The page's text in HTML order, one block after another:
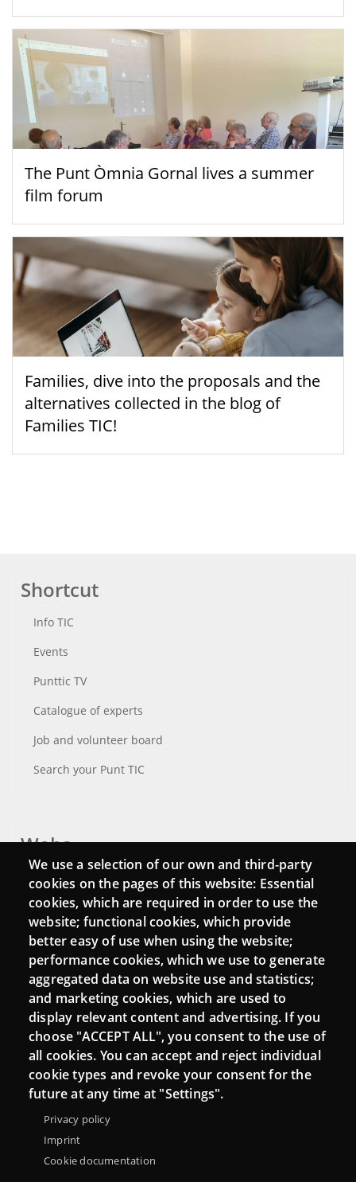
The Punt Òmnia Gornal lives a summer
film forum
Families, dive into the proposals and the
alternatives collected in the blog of
Families TIC!
Shortcut
Info TIC
Events
Punttic TV
Catalogue of experts
Job and volunteer board
Search your Punt TIC
Webs
Login
Mattermost Punt TIC
Moodle CampusLab
Connect
Contact
Newsletters
We use a selection of our own and third-party
cookies on the pages of this website: Essential
cookies, which are required in order to use the
website; functional cookies, which provide
better easy of use when using the website;
performance cookies, which we use to generate
aggregated data on website use and statistics;
and marketing cookies, which are used to
display relevant content and advertising. If you
choose "ACCEPT ALL", you consent to the use of
all cookies. You can accept and reject individual
cookie types and revoke your consent for the
future at any time at "Settings".
Privacy policy
Imprint
Cookie documentation